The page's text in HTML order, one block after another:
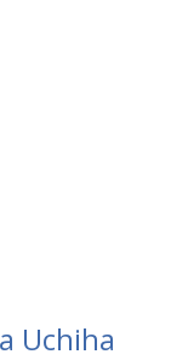
Uchiha